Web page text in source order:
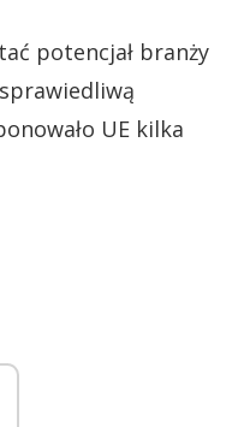
potencjał branży
UE kilka